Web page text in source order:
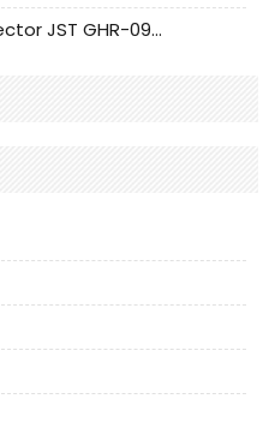
Conector JST - fornece conector JST GHR-09V-S autêntico | substituto